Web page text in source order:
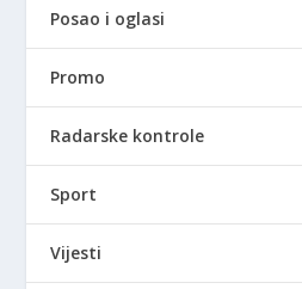
Posao i oglasi
Promo
Radarske kontrole
Sport
Vijesti